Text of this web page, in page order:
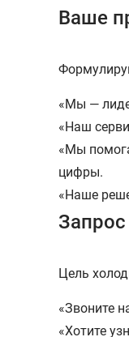
Ваше
«Мы —
«Наш
«Мы
цифры.
«Наше
Цель
«Звоните
«Хотите